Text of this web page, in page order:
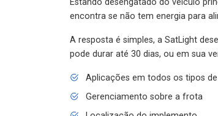
encontra se não tem energia para
A resposta é simples, a SatLight
pode durar até 30 dias, ou em sua
Aplicações em todos os tipos de
Gerenciamento sobre a frota
Localização do implemento